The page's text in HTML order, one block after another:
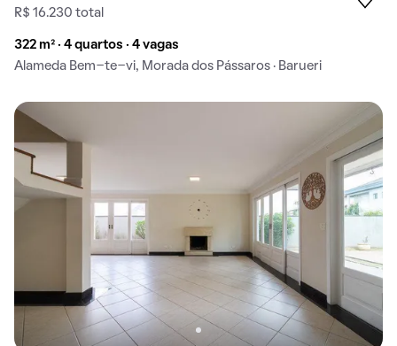
R$ 16.230 total
322 m² · 4 quartos · 4 vagas
Alameda Bem-te-vi, Morada dos Pássaros · Barueri